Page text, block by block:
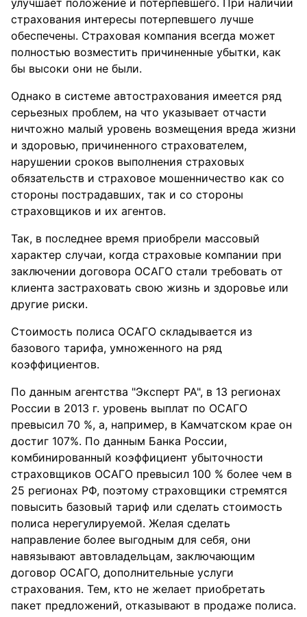
улучшает положение и потерпевшего. При наличии
страхования интересы потерпевшего лучше
обеспечены. Страховая компания всегда может
полностью возместить причиненные убытки, как
бы высоки они не были.
Однако в системе автострахования имеется ряд
серьезных проблем, на что указывает отчасти
ничтожно малый уровень возмещения вреда жизни
и здоровью, причиненного страхователем,
нарушении сроков выполнения страховых
обязательств и страховое мошенничество как со
стороны пострадавших, так и со стороны
страховщиков и их агентов.
Так, в последнее время приобрели массовый
характер случаи, когда страховые компании при
заключении договора ОСАГО стали требовать от
клиента застраховать свою жизнь и здоровье или
другие риски.
Стоимость полиса ОСАГО складывается из
базового тарифа, умноженного на ряд
коэффициентов.
По данным агентства "Эксперт РА", в 13 регионах
России в 2013 г. уровень выплат по ОСАГО
превысил 70 %, а, например, в Камчатском крае он
достиг 107%. По данным Банка России,
комбинированный коэффициент убыточности
страховщиков ОСАГО превысил 100 % более чем в
25 регионах РФ, поэтому страховщики стремятся
повысить базовый тариф или сделать стоимость
полиса нерегулируемой. Желая сделать
направление более выгодным для себя, они
навязывают автовладельцам, заключающим
договор ОСАГО, дополнительные услуги
страхования. Тем, кто не желает приобретать
пакет предложений, отказывают в продаже полиса.